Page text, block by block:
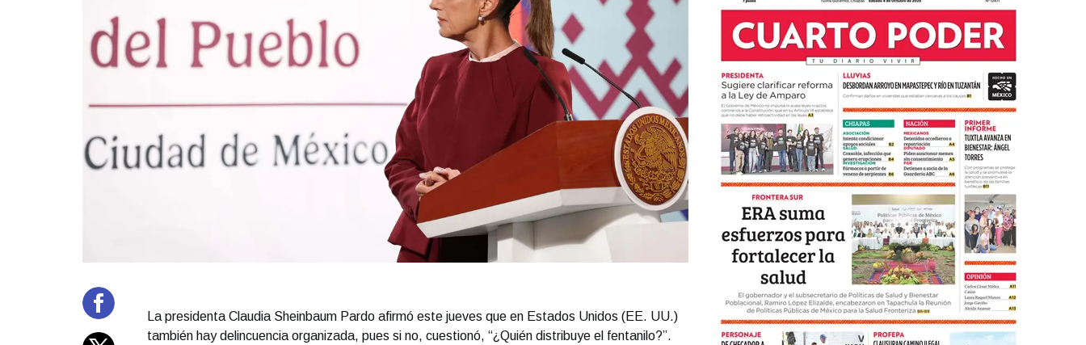
La presidenta Claudia Sheinbaum Pardo afirmó este jueves que en Estados Unidos (EE. UU.)
también hay delincuencia organizada, pues si no, cuestionó, “¿Quién distribuye el fentanilo?”.